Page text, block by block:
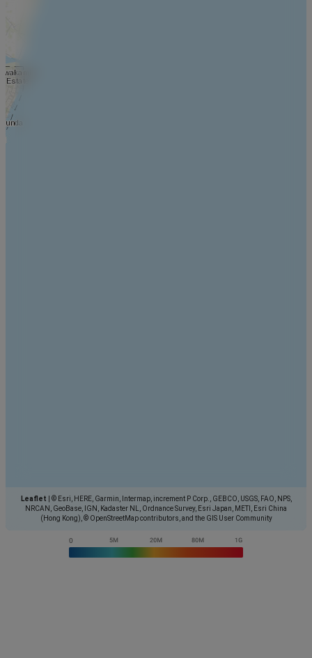
Leaflet
© Esri, HERE, Garmin, Intermap, increment P Corp., GEBCO, USGS, FAO, NPS,
NRCAN, GeoBase, IGN, Kadaster NL, Ordnance Survey, Esri Japan, METI, Esri China
(Hong Kong), © OpenStreetMap contributors, and the GIS User Community